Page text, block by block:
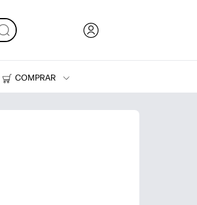
COMPRAR
Impresoras